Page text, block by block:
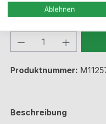
Lieferzeit: > 3 Wochen
Produkt
Produktnummer:
Beschreibung
Ablehnen